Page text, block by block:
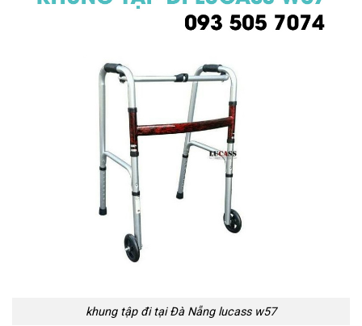
khung tập đi tại Đà Nẵng lucass w57